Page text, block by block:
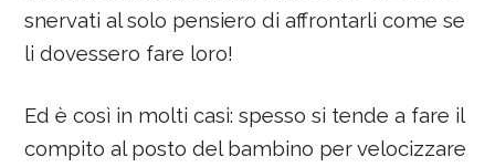
snervati al solo pensiero di affrontarli come se
li dovessero fare loro!
Ed è così in molti casi: spesso si tende a fare il
compito al posto del bambino per velocizzare